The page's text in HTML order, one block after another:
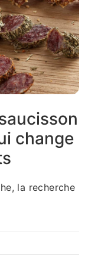
change
la recherche